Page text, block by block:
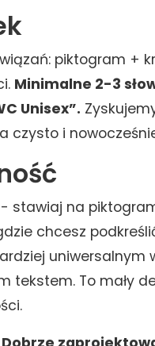
piktogram +
Minimalne 2-3
Unisex”.
czysto i
stawiaj na
chcesz
uniwersalnym
tekstem. To mały